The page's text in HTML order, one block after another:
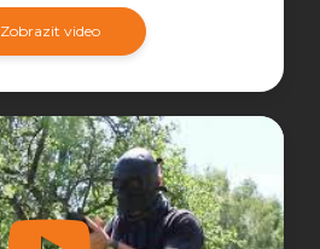
Zobrazit video